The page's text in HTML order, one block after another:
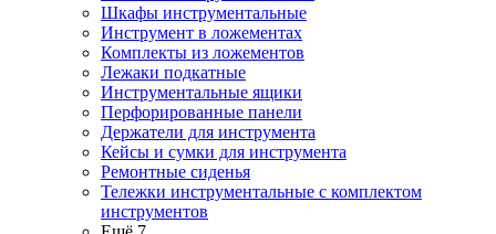
Шкафы инструментальные
Инструмент в ложементах
Комплекты из ложементов
Лежаки подкатные
Инструментальные ящики
Перфорированные панели
Держатели для инструмента
Кейсы и сумки для инструмента
Ремонтные сиденья
Тележки инструментальные с комплектом
инструментов